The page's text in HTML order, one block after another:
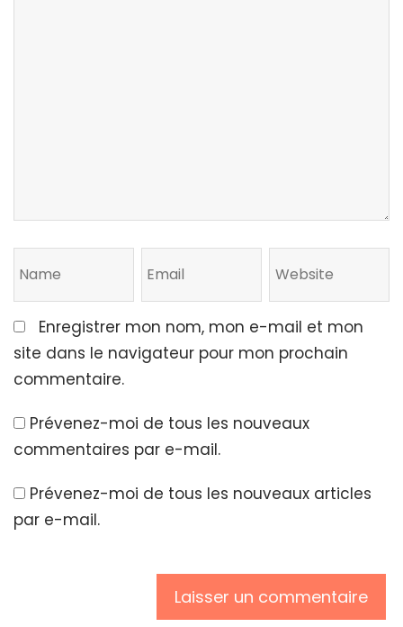
Enregistrer mon nom, mon e-mail et mon
site dans le navigateur pour mon prochain
commentaire.
Prévenez-moi de tous les nouveaux
commentaires par e-mail.
Prévenez-moi de tous les nouveaux articles
par e-mail.